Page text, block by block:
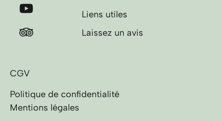
Liens utiles
Laissez un avis
CGV
Politique de confidentialité
Mentions légales